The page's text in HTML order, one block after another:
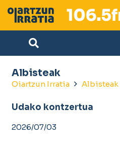
Albisteak
Oiartzun Irratia Albisteak
Udako kontzertua
2026/07/03